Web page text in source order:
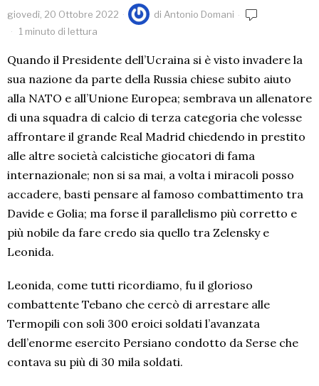
giovedì, 20 Ottobre 2022 di Antonio Domani
1 minuto di lettura
Quando il Presidente dell’Ucraina si è visto invadere la
sua nazione da parte della Russia chiese subito aiuto
alla NATO e all’Unione Europea; sembrava un allenatore
di una squadra di calcio di terza categoria che volesse
affrontare il grande Real Madrid chiedendo in prestito
alle altre società calcistiche giocatori di fama
internazionale; non si sa mai, a volta i miracoli posso
accadere, basti pensare al famoso combattimento tra
Davide e Golia; ma forse il parallelismo più corretto e
più nobile da fare credo sia quello tra Zelensky e
Leonida.
Leonida, come tutti ricordiamo, fu il glorioso
combattente Tebano che cercò di arrestare alle
Termopili con soli 300 eroici soldati l’avanzata
dell’enorme esercito Persiano condotto da Serse che
contava su più di 30 mila soldati.